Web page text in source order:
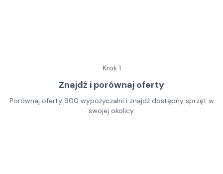
Krok 1
Znajdź i porównaj oferty
Porównaj oferty 900 wypożyczalni i znajdź dostępny sprzęt w
swojej okolicy.